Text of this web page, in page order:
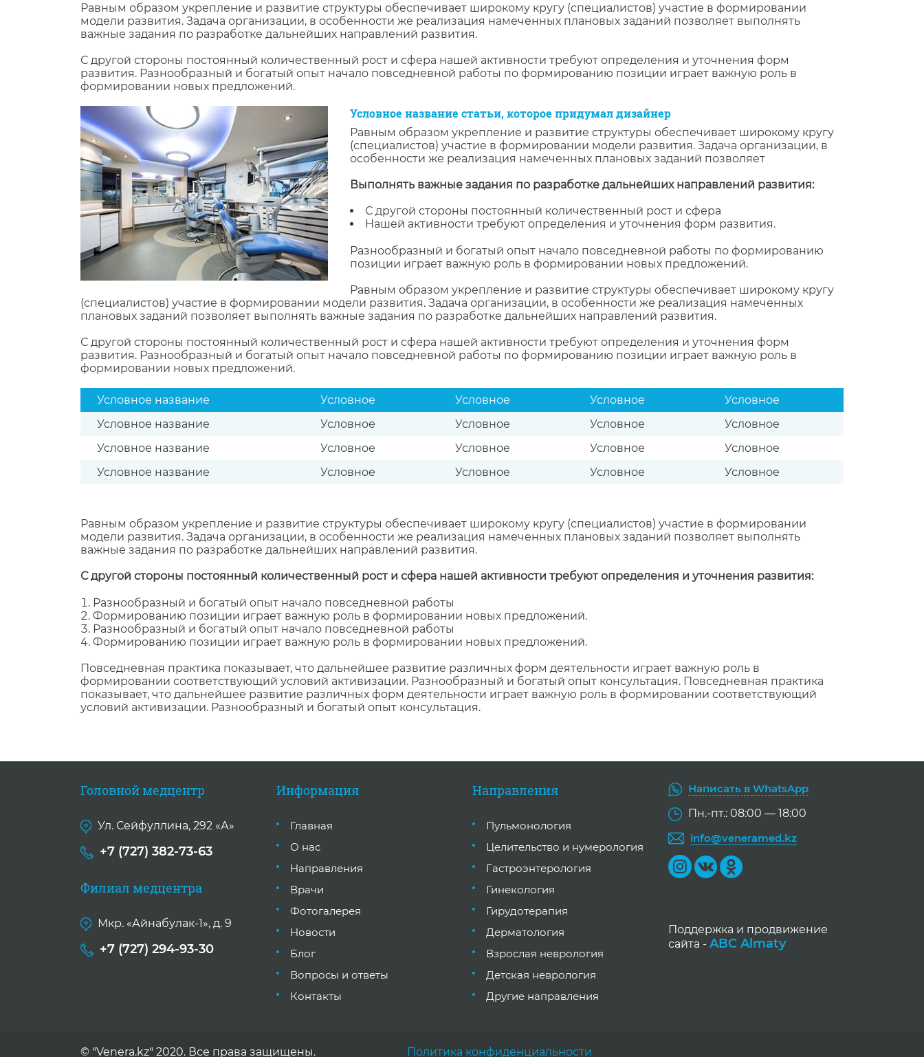
Равным образом укрепление и развитие структуры обеспечивает широкому кругу (специалистов) участие в формировании
модели развития. Задача организации, в особенности же реализация намеченных плановых заданий позволяет выполнять
важные задания по разработке дальнейших направлений развития.
С другой стороны постоянный количественный рост и сфера нашей активности требуют определения и уточнения форм
развития. Разнообразный и богатый опыт начало повседневной работы по формированию позиции играет важную роль в
формировании новых предложений.
Условное название статьи, которое придумал дизайнер
Равным образом укрепление и развитие структуры обеспечивает широкому кругу
(специалистов) участие в формировании модели развития. Задача организации, в
особенности же реализация намеченных плановых заданий позволяет
Выполнять важные задания по разработке дальнейших направлений развития:
С другой стороны постоянный количественный рост и сфера
Нашей активности требуют определения и уточнения форм развития.
Разнообразный и богатый опыт начало повседневной работы по формированию
позиции играет важную роль в формировании новых предложений.
Равным образом укрепление и развитие структуры обеспечивает широкому кругу
(специалистов) участие в формировании модели развития. Задача организации, в особенности же реализация намеченных
плановых заданий позволяет выполнять важные задания по разработке дальнейших направлений развития.
С другой стороны постоянный количественный рост и сфера нашей активности требуют определения и уточнения форм
развития. Разнообразный и богатый опыт начало повседневной работы по формированию позиции играет важную роль в
формировании новых предложений.
Условное название Условное Условное Условное
Условное
Условное название
Условное Условное Условное
Условное
Условное название
Условное Условное Условное
Условное
Условное название
Условное Условное Условное Условное
Равным образом укрепление и развитие структуры обеспечивает широкому кругу (специалистов) участие в формировании
модели развития. Задача организации, в особенности же реализация намеченных плановых заданий позволяет выполнять
важные задания по разработке дальнейших направлений развития.
С другой стороны постоянный количественный рост и сфера нашей активности требуют определения и уточнения развития:
Разнообразный и богатый опыт начало повседневной работы
Формированию позиции играет важную роль в формировании новых предложений.
Разнообразный и богатый опыт начало повседневной работы
Формированию позиции играет важную роль в формировании новых предложений.
Повседневная практика показывает, что дальнейшее развитие различных форм деятельности играет важную роль в
формировании соответствующий условий активизации. Разнообразный и богатый опыт консультация. Повседневная практика
показывает, что дальнейшее развитие различных форм деятельности играет важную роль в формировании соответствующий
условий активизации. Разнообразный и богатый опыт консультация.
Головной медцентр
Ул. Сейфуллина, 292 «А»
+7 (727) 382-73-63
Филиал медцентра
Мкр. «Айнабулак-1», д. 9
+7 (727) 294-93-30
Информация
Главная
О нас
Направления
Врачи
Фотогалерея
Новости
Блог
Вопросы и ответы
Контакты
Направления
Пульмонология
Целительство и нумерология
Гастроэнтерология
Гинекология
Гирудотерапия
Дерматология
Взрослая неврология
Детская неврология
Другие направления
Написать в WhatsApp
Пн.-пт.: 08:00 — 18:00
info@veneramed.kz
Поддержка и продвижение
сайта - ABC Almaty
© "Venera.kz" 2020. Все права защищены. Политика конфиденциальности